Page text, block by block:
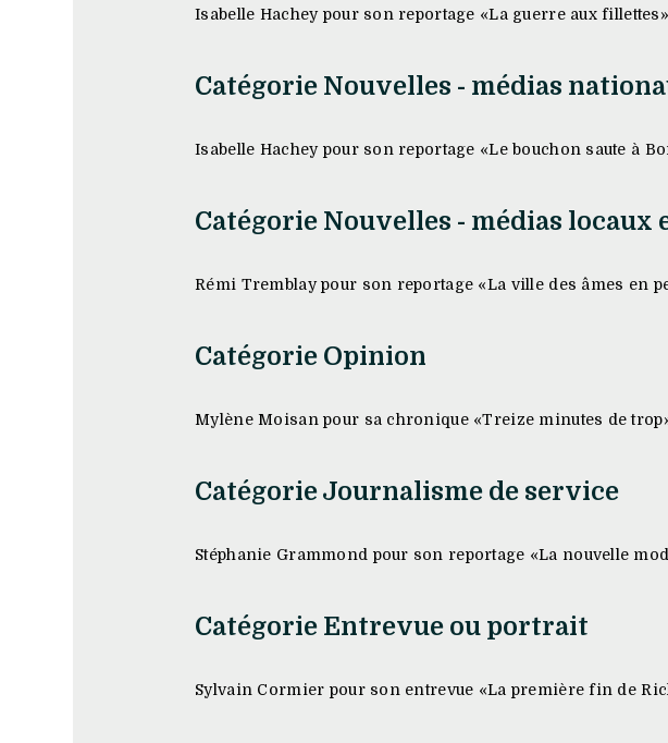
Isabelle Hachey pour son reportage «La guerre aux
Catégorie Nouvelles - médias
Isabelle Hachey pour son reportage «Le bouchon saute à
Catégorie Nouvelles - médias locaux
Rémi Tremblay pour son reportage «La ville des âmes en
Catégorie Opinion
Mylène Moisan pour sa chronique «Treize minutes de
Catégorie Journalisme de service
Stéphanie Grammond pour son reportage «La nouvelle
Catégorie Entrevue ou portrait
Sylvain Cormier pour son entrevue «La première fin de